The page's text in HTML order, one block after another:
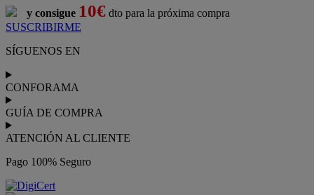
y consigue 10€ dto para la próxima compra
SUSCRIBIRME
SÍGUENOS EN
CONFORAMA
GUÍA DE COMPRA
ATENCIÓN AL CLIENTE
Pago 100% Seguro